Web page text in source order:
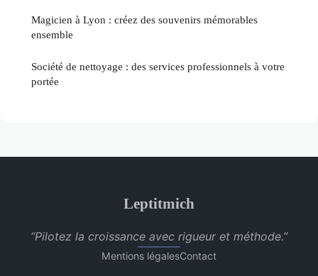
Magicien à Lyon : créez des souvenirs mémorables
ensemble
Société de nettoyage : des services professionnels à votre
portée
Leptitmich
“Pilotez la croissance avec rigueur et méthode.”
Mentions légalesContact